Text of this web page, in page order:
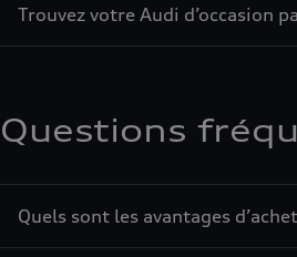
Trouvez votre Audi d’occasion
Questions
Quels sont les avantages